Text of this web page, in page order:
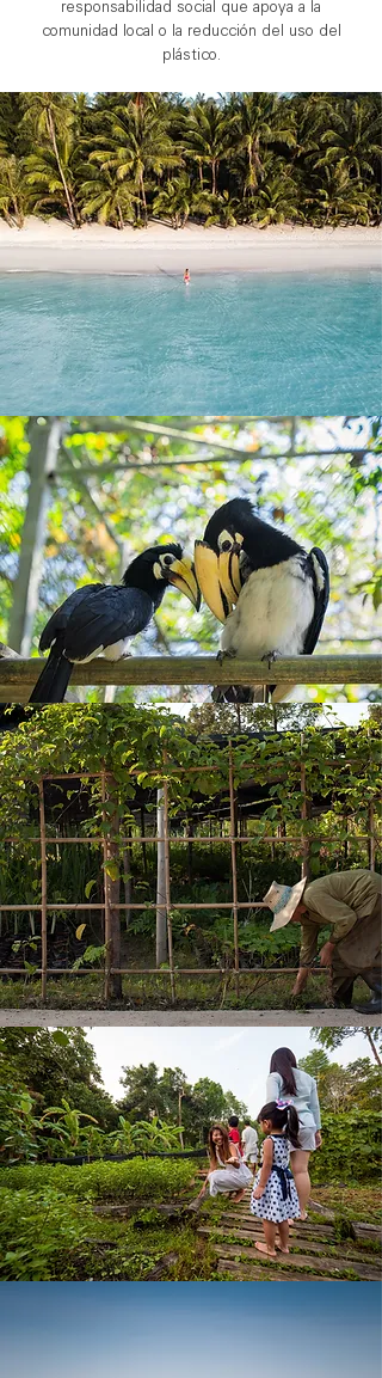
responsabilidad social que apoya a la
comunidad local o la reducción del uso del
plástico.